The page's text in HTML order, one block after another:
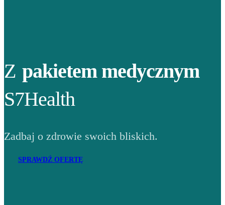
Z pakietem medycznym
S7Health
Zadbaj o zdrowie swoich bliskich.
SPRAWDŹ OFERTĘ